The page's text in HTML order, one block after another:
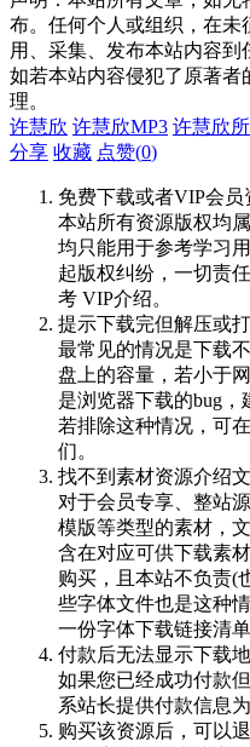
布。任何个人或组织，在未
用、采集、发布本站内容到
如若本站内容侵犯了原著者
理。
许慧欣 许慧欣MP3 许慧欣
分享 收藏 点赞(0)
免费下载或者VIP会员
本站所有资源版权均
均只能用于参考学习
起版权纠纷，一切责
考 VIP介绍。
提示下载完但解压或
最常见的情况是下载
盘上的容量，若小于
是浏览器下载的bug，
若排除这种情况，可
们。
找不到素材资源介绍
对于会员专享、整站
模版等类型的素材，
含在对应可供下载素
购买，且本站不负责(
些字体文件也是这种
一份字体下载链接清单
付款后无法显示下载
如果您已经成功付款
系站长提供付款信息
购买该资源后，可以